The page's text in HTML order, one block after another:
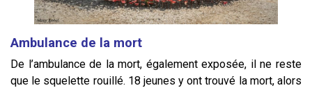
Ambulance de la mort
De l’ambulance de la mort, également exposée, il ne reste
que le squelette rouillé. 18 jeunes y ont trouvé la mort, alors